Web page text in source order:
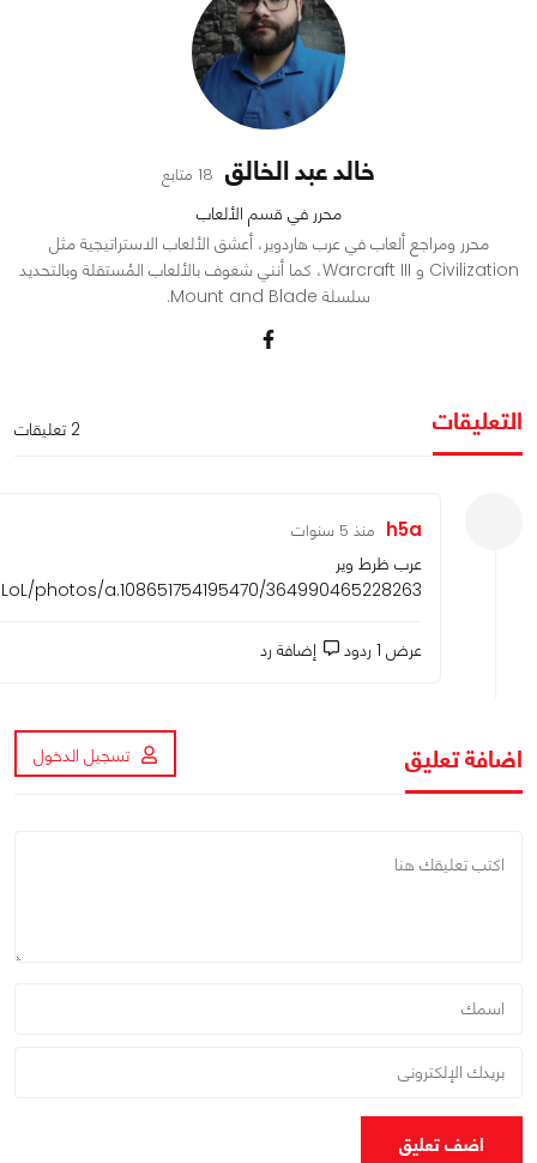
خالد عبد الخالق 18 متابع
محرر في قسم الألعاب
محرر ومراجع ألعاب في عرب هاردوير، أعشق الألعاب الاستراتيجية مثل
Civilization و Warcraft III، كما أنني شغوف بالألعاب المُستقلة وبالتحديد
سلسلة Mount and Blade.
التعليقات 2 تعليقات
h5a منذ 5 سنوات
عرب ظرط وير
photos/a.108651754195470/364990465228263/
عرض 1 ردود إضافة رد
اضافة تعليق تسجيل الدخول
اضف تعليق